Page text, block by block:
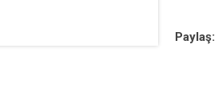
Paylaş: